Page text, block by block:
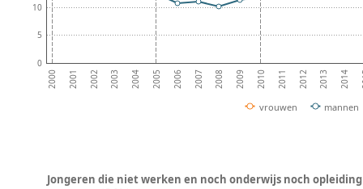
2000 2001 2002 2003 2004 2005 2006 2007 2008 2009 2010 2011 2012 2013 2014
0
5
10
vrouwen mannen
Jongeren die niet werken en noch onderwijs noch